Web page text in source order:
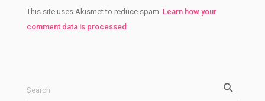
This site uses Akismet to reduce spam. Learn how your
comment data is processed .
Search